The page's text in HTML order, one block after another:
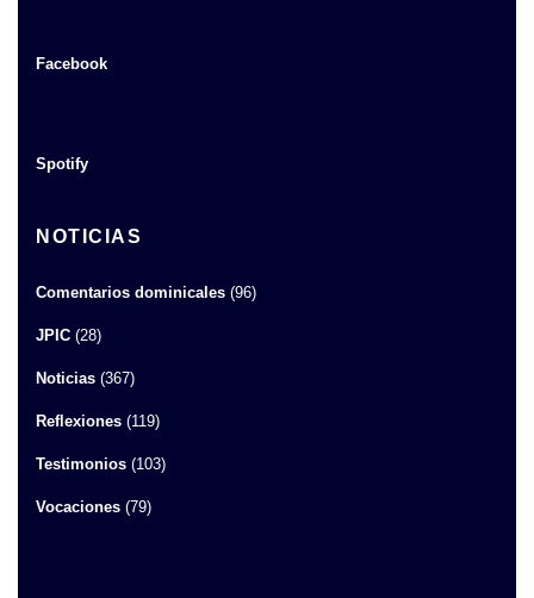
Facebook
Spotify
NOTICIAS
Comentarios dominicales (96)
JPIC (28)
Noticias (367)
Reflexiones (119)
Testimonios (103)
Vocaciones (79)